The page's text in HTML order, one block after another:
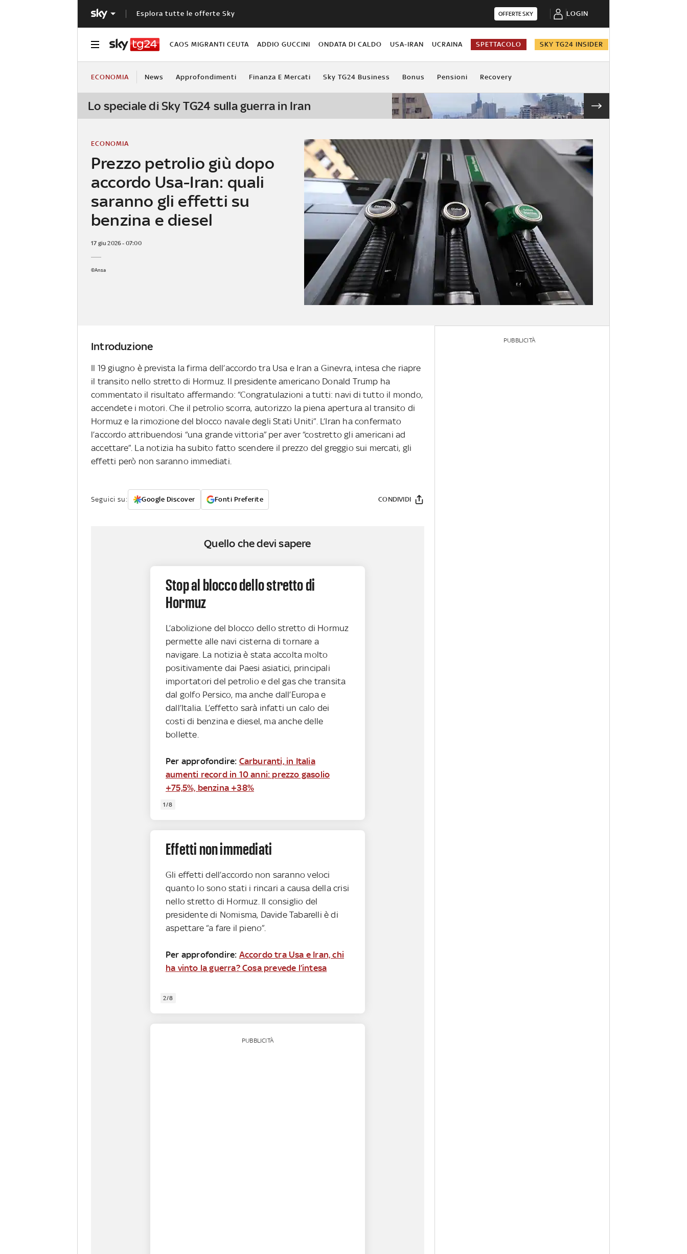
Esplora tutte le offerte Sky OFFERTE SKY LOGIN
CAOS MIGRANTI CEUTA ADDIO GUCCINI ONDATA DI CALDO USA-IRAN UCRAINA SPETTACOLO SKY TG24 INSIDER
ECONOMIA News Approfondimenti Finanza E Mercati Sky TG24 Business Bonus Pensioni Recovery
Lo speciale di Sky TG24 sulla guerra in Iran
Prezzo petrolio giù dopo
accordo Usa-Iran: quali
saranno gli effetti su
benzina e diesel
ECONOMIA
17 giu 2026 - 07:00
©Ansa
Introduzione
Il 19 giugno è prevista la firma dell’accordo tra Usa e Iran a Ginevra, intesa che riapre
il transito nello stretto di Hormuz. Il presidente americano Donald Trump ha
commentato il risultato affermando: “Congratulazioni a tutti: navi di tutto il mondo,
accendete i motori. Che il petrolio scorra, autorizzo la piena apertura al transito di
Hormuz e la rimozione del blocco navale degli Stati Uniti”. L’Iran ha confermato
l’accordo attribuendosi “una grande vittoria” per aver “costretto gli americani ad
accettare”. La notizia ha subito fatto scendere il prezzo del greggio sui mercati, gli
effetti però non saranno immediati.
Seguici su: Google Discover Fonti Preferite CONDIVIDI
Quello che devi sapere
Stop al blocco dello stretto di
Hormuz
L’abolizione del blocco dello stretto di Hormuz
permette alle navi cisterna di tornare a
navigare. La notizia è stata accolta molto
positivamente dai Paesi asiatici, principali
importatori del petrolio e del gas che transita
dal golfo Persico, ma anche dall’Europa e
dall’Italia. L’effetto sarà infatti un calo dei
costi di benzina e diesel, ma anche delle
bollette.
Per approfondire: Carburanti, in Italia
aumenti record in 10 anni: prezzo gasolio
+75,5%, benzina +38%
1/8
Effetti non immediati
Gli effetti dell’accordo non saranno veloci
quanto lo sono stati i rincari a causa della crisi
nello stretto di Hormuz. Il consiglio del
presidente di Nomisma, Davide Tabarelli è di
aspettare “a fare il pieno”.
Per approfondire: Accordo tra Usa e Iran, chi
ha vinto la guerra? Cosa prevede l’intesa
2/8
PUBBLICITÀ
PUBBLICITÀ